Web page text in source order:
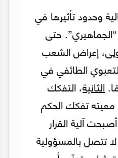
وحدود تأثيرها في
حتى
، إعراض الشعب
الطائفي في
الثانية، التفكك
معيته تفكك الحكم
آلية القرار
تتصل بالمسؤولية